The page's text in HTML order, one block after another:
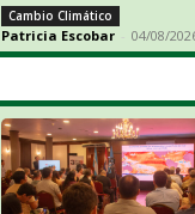
Cambio Climático
Patricia Escobar - 04/08/